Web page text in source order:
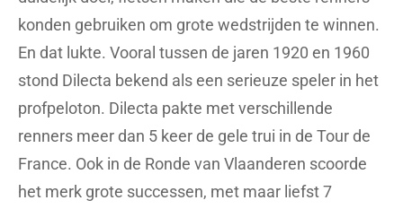
konden gebruiken om grote wedstrijden te winnen.
En dat lukte. Vooral tussen de jaren 1920 en 1960
stond Dilecta bekend als een serieuze speler in het
profpeloton. Dilecta pakte met verschillende
renners meer dan 5 keer de gele trui in de Tour de
France. Ook in de Ronde van Vlaanderen scoorde
het merk grote successen, met maar liefst 7